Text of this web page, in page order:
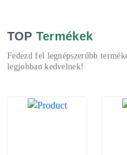
TOP Termékek
Fedezd fel legnépszerűbb
legjobban kedvelnek!